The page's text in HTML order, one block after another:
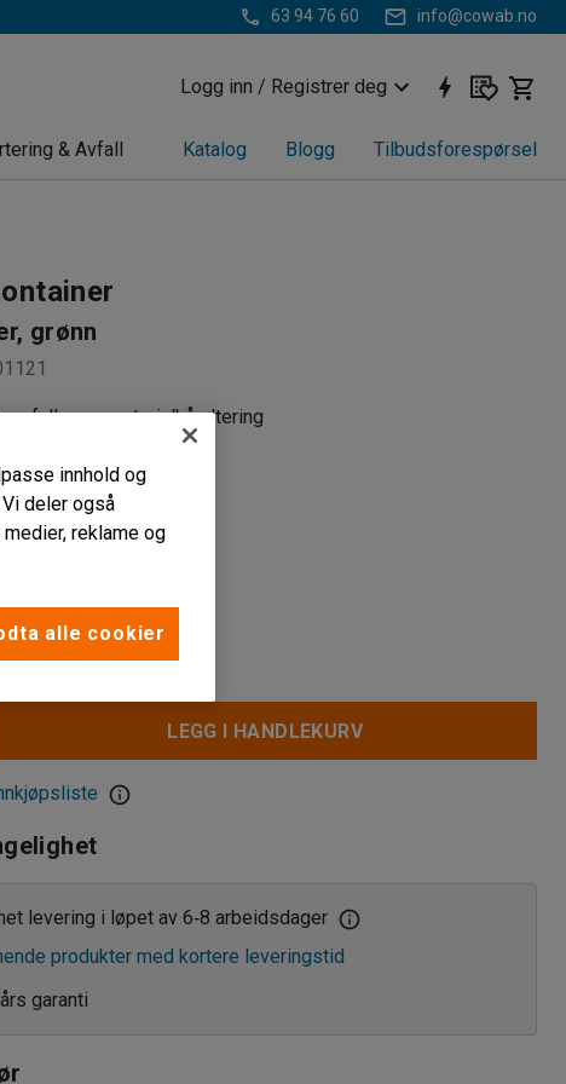
63 94 76 60 info@cowab.no
Logg inn / Registrer deg
& Avfall Katalog Blogg Tilbudsforespørsel
grønn
avfalls- og materialhåndtering
tømmemekanisme
for enkel sortering
LEGG I HANDLEKURV
levering i løpet av 6‑8 arbeidsdager
produkter med kortere leveringstid
garanti
innhold og
deler også
reklame og
alle cookier